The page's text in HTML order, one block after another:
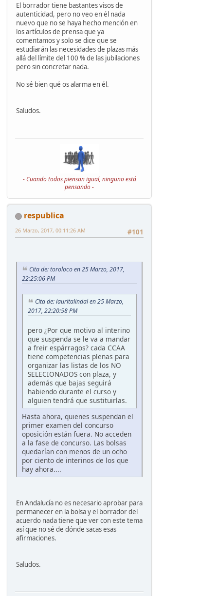
El borrador tiene bastantes visos de
autenticidad, pero no veo en él nada
nuevo que no se haya hecho mención en
los artículos de prensa que ya
comentamos y solo se dice que se
estudiarán las necesidades de plazas más
allá del límite del 100 % de las jubilaciones
pero sin concretar nada.
No sé bien qué os alarma en él.
Saludos.
- Cuando todos piensan igual, ninguno está
pensando -
respublica
#101
26 Marzo, 2017, 00:11:26 AM
Cita de: toroloco en 25 Marzo, 2017,
22:25:06 PM
Cita de: lauritalindal en 25 Marzo,
2017, 22:20:58 PM
pero ¿Por que motivo al interino
que suspenda se le va a mandar
a freir espárragos? cada CCAA
tiene competencias plenas para
organizar las listas de los NO
SELECIONADOS con plaza, y
además que bajas seguirá
habiendo durante el curso y
alguien tendrá que sustituirlas.
Hasta ahora, quienes suspendan el
primer examen del concurso
oposición están fuera. No acceden
a la fase de concurso. Las bolsas
quedarían con menos de un ocho
por ciento de interinos de los que
hay ahora....
En Andalucía no es necesario aprobar para
permanecer en la bolsa y el borrador del
acuerdo nada tiene que ver con este tema
así que no sé de dónde sacas esas
afirmaciones.
Saludos.